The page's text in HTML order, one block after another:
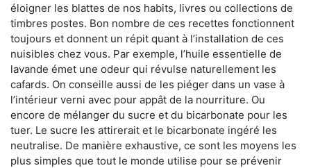
éloigner les blattes de nos habits, livres ou collections de
timbres postes. Bon nombre de ces recettes fonctionnent
toujours et donnent un répit quant à l’installation de ces
nuisibles chez vous. Par exemple, l’huile essentielle de
lavande émet une odeur qui révulse naturellement les
cafards. On conseille aussi de les piéger dans un vase à
l’intérieur verni avec pour appât de la nourriture. Ou
encore de mélanger du sucre et du bicarbonate pour les
tuer. Le sucre les attirerait et le bicarbonate ingéré les
neutralise. De manière exhaustive, ce sont les moyens les
plus simples que tout le monde utilise pour se prévenir